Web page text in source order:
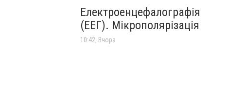
Електроенцефалографія
(ЕЕГ). Мікрополярізація
10:42, Вчора